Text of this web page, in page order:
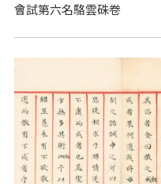
會試第六名駱雲硃卷